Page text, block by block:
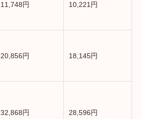
11,748円 10,221円
20,856円 18,145円
32,868円 28,596円